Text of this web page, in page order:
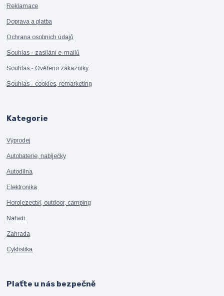
Reklamace
Doprava a platba
Ochrana osobních údajů
Souhlas - zasílání e-mailů
Souhlas - Ověřeno zákazníky
Souhlas - cookies, remarketing
Kategorie
Výprodej
Autobaterie, nabíječky
Autodílna
Elektronika
Horolezectví, outdoor, camping
Nářadí
Zahrada
Cyklistika
Plaťte u nás bezpečně